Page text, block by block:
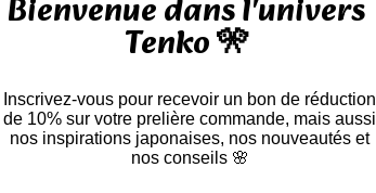
Bienvenue dans l'univers
Tenko 🎌
Inscrivez-vous pour recevoir un bon de réduction
de 10% sur votre prelière commande, mais aussi
nos inspirations japonaises, nos nouveautés et
nos conseils 🌸